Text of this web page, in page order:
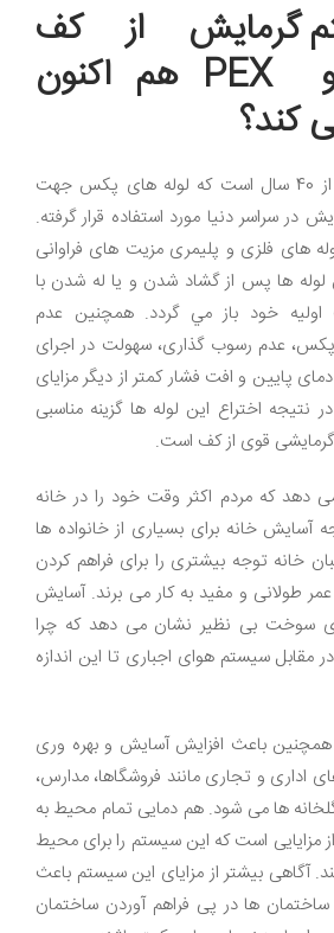
گرمایش از کف
PEX هم اکنون
کند؟
در دنیای امروزه، بیش از 40 سال است که لوله های پکس جهت
در سراسر دنیا مورد استفاده قرار گرفته.
های فلزی و پلیمری مزیت های فراوانی
لوله ها پس از گشاد شدن و يا له شدن با
خود باز مي گردد.همچنین عدم
عدم رسوب گذاری، سهولت در اجرای
دمای پایین و افت فشار کمتر از دیگر مزایای
اختراع این لوله ها گزینه مناسبی
قوی از کف است.
دهد که مردم اکثر وقت خود را در خانه
آسایش خانه برای بسیاری از خانواده ها
خانه توجه بیشتری را برای فراهم کردن
طولانی و مفید به کار می برند. آسایش
سوخت بی نظیر نشان می دهد که چرا
سیستم هوای اجباری تا این اندازه
باعث افزایش آسایش و بهره وری
اداری و تجاری مانند فروشگاها، مدارس،
گلخانه ها می شود. هم دمایی تمام محیط به
مزایایی است که این سیستم را برای محیط
آگاهی بیشتر از مزایای این سیستم باعث
ها در پی فراهم آوردن ساختمان